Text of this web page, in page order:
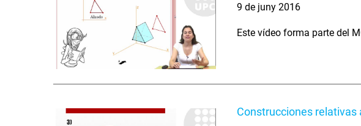
9 de juny 2016
Este vídeo forma parte del
Construcciones relativas